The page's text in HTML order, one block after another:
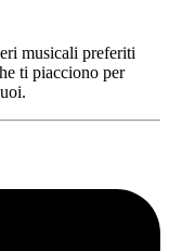
musicali preferiti
ti piacciono per